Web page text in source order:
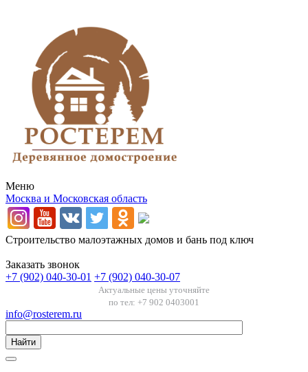
Меню
Москва и Московская область
Строительство малоэтажных домов и бань под ключ
Заказать звонок
+7 (902) 040-30-01 +7 (902) 040-30-07
Актуальные цены уточняйте
по тел: +7 902 0403001
info@rosterem.ru
Найти